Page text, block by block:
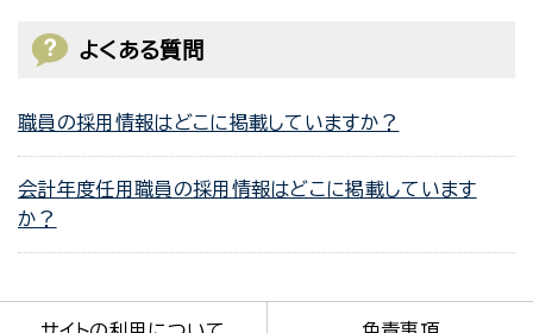
よくある質問
職員の採用情報はどこに掲載していますか？
会計年度任用職員の採用情報はどこに掲載しています
か？